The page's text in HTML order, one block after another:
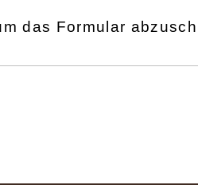
das Formular